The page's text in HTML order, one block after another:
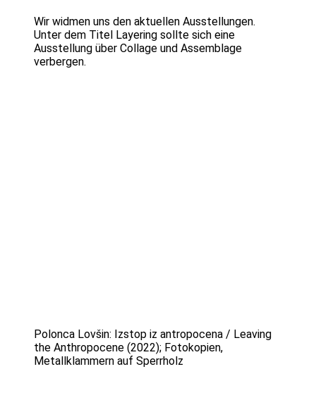
Wir widmen uns den aktuellen Ausstellungen.
Unter dem Titel Layering sollte sich eine
Ausstellung über Collage und Assemblage
verbergen.
Polonca Lovšin: Izstop iz antropocena / Leaving
the Anthropocene (2022); Fotokopien,
Metallklammern auf Sperrholz